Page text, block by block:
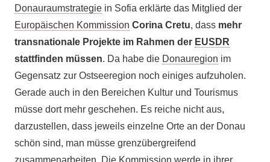
Donauraumstrategie in Sofia erklärte das Mitglied der
Europäischen Kommission Corina Cretu, dass mehr
transnationale Projekte im Rahmen der EUSDR
stattfinden müssen. Da habe die Donauregion im
Gegensatz zur Ostseeregion noch einiges aufzuholen.
Gerade auch in den Bereichen Kultur und Tourismus
müsse dort mehr geschehen. Es reiche nicht aus,
darzustellen, dass jeweils einzelne Orte an der Donau
schön sind, man müsse grenzübergreifend
zusammenarbeiten. Die Kommission werde in ihrer